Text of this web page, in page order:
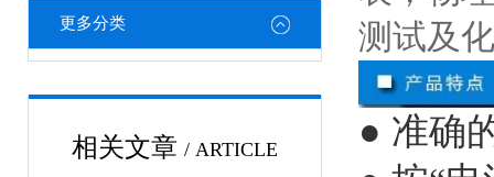
更多分类
相关文章 / ARTICLE
测试及
● 准确